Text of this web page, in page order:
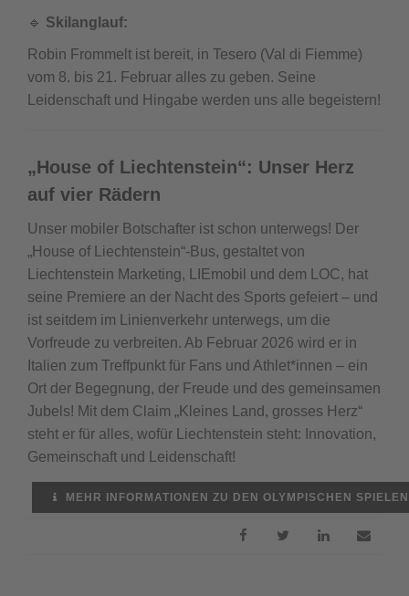
🔹 Skilanglauf:
Robin Frommelt ist bereit, in Tesero (Val di Fiemme)
vom 8. bis 21. Februar alles zu geben. Seine
Leidenschaft und Hingabe werden uns alle begeistern!
„House of Liechtenstein“: Unser Herz
auf vier Rädern
Unser mobiler Botschafter ist schon unterwegs! Der
„House of Liechtenstein“-Bus, gestaltet von
Liechtenstein Marketing, LIEmobil und dem LOC, hat
seine Premiere an der Nacht des Sports gefeiert – und
ist seitdem im Linienverkehr unterwegs, um die
Vorfreude zu verbreiten. Ab Februar 2026 wird er in
Italien zum Treffpunkt für Fans und Athlet*innen – ein
Ort der Begegnung, der Freude und des gemeinsamen
Jubels! Mit dem Claim „Kleines Land, grosses Herz“
steht er für alles, wofür Liechtenstein steht: Innovation,
Gemeinschaft und Leidenschaft!
MEHR INFORMATIONEN ZU DEN OLYMPISCHEN SPIELEN